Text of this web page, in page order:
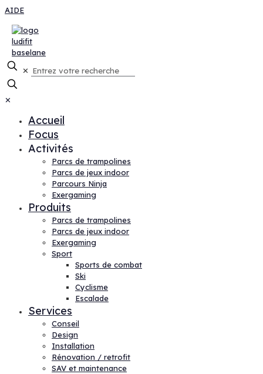
AIDE
✕
✕
Accueil
Focus
Activités
Parcs de trampolines
Parcs de jeux indoor
Parcours Ninja
Exergaming
Produits
Parcs de trampolines
Parcs de jeux indoor
Exergaming
Sport
Sports de combat
Ski
Cyclisme
Escalade
Services
Conseil
Design
Installation
Rénovation / retrofit
SAV et maintenance